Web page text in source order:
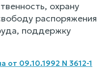
охрану
распоряжения
поддержку
от 09.10.1992 N 3612-1